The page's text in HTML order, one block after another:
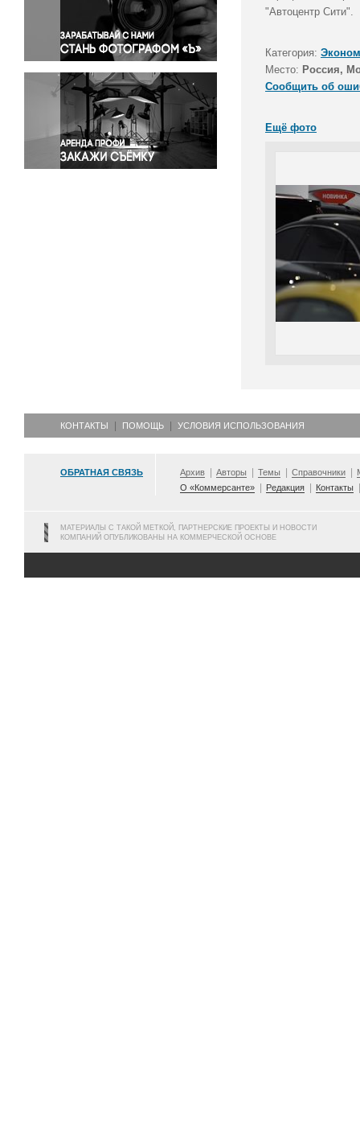
Правосудие
Происшествия и конфликты
Религия
Светская жизнь
Спорт
Экология
Экономика и бизнес
"Автоцентр Сити".
Категория:
Место: Россия,
Сообщить об
Ещё фото
КОНТАКТЫ ПОМОЩЬ УСЛОВИЯ ИСПОЛЬЗОВАНИЯ
ОБРАТНАЯ СВЯЗЬ Архив Авторы Темы Справочники
О «Коммерсанте»
Редакция Контакты
МАТЕРИАЛЫ С ТАКОЙ МЕТКОЙ, ПАРТНЕРСКИЕ ПРОЕКТЫ И НОВОСТИ
КОМПАНИЙ ОПУБЛИКОВАНЫ НА КОММЕРЧЕСКОЙ ОСНОВЕ